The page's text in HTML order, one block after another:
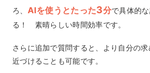
ろ、 AIを使うとたった3分で具体的
る！ 素晴らしい時間効率です。
さらに追加で質問すると、より自分の
近づけることも可能です。